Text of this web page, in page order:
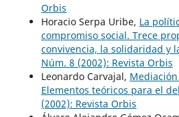
Orbis
Horacio Serpa Uribe, La
compromiso social. Trece
convivencia, la solidaridad y
Núm. 8 (2002): Revista Orbis
Leonardo Carvajal,
Elementos teóricos para el
(2002): Revista Orbis